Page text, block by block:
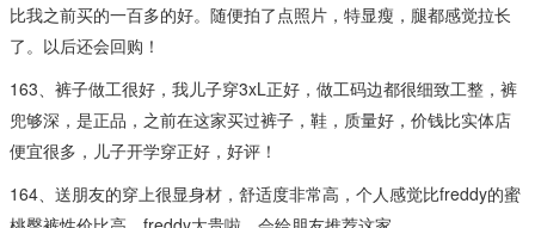
比我之前买的一百多的好。随便拍了点照片，特显瘦，腿都感觉拉长
了。以后还会回购！
163、裤子做工很好，我儿子穿3xL正好，做工码边都很细致工整，裤
兜够深，是正品，之前在这家买过裤子，鞋，质量好，价钱比实体店
便宜很多，儿子开学穿正好，好评！
164、送朋友的穿上很显身材，舒适度非常高，个人感觉比freddy的蜜